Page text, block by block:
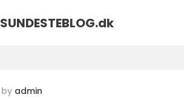
SUNDESTEBLOG.dk
by admin